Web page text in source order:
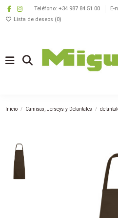
Teléfono: +34 987 84 51 00
E-
Lista de deseos (0)
Inicio Camisas, Jerseys y Delantales